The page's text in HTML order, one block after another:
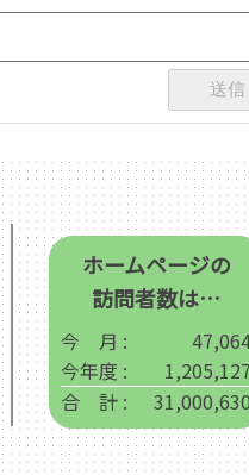
ホームページの
訪問者数は…
今 月 :
今年度 :
1,205,127
合 計 :
31,000,630